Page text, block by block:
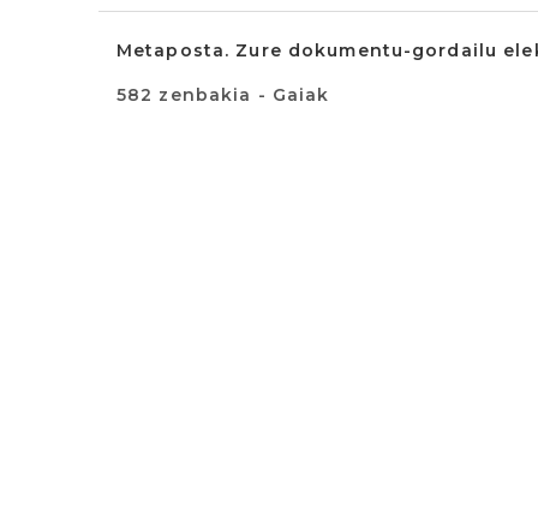
Metaposta. Zure dokumentu-gordailu
582 zenbakia - Gaiak